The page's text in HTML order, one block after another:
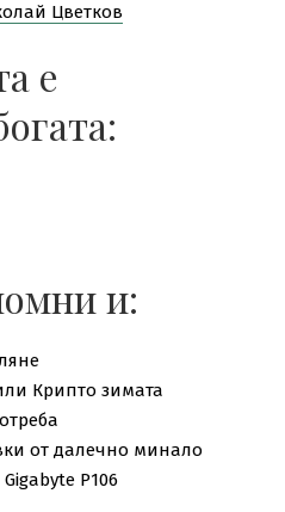
Цветков
е
и:
Крипто зимата
от далечно минало
P106